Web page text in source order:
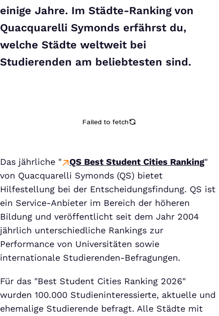
einige Jahre. Im Städte-Ranking von
Quacquarelli Symonds erfährst du,
welche Städte weltweit bei
Studierenden am beliebtesten sind.
Das jährliche " QS Best Student Cities Ranking"
von Quacquarelli Symonds (QS) bietet
Hilfestellung bei der Entscheidungsfindung. QS ist
ein Service-Anbieter im Bereich der höheren
Bildung und veröffentlicht seit dem Jahr 2004
jährlich unterschiedliche Rankings zur
Performance von Universitäten sowie
internationale Studierenden-Befragungen.
Für das "Best Student Cities Ranking 2026"
wurden 100.000 Studieninteressierte, aktuelle und
ehemalige Studierende befragt. Alle Städte mit